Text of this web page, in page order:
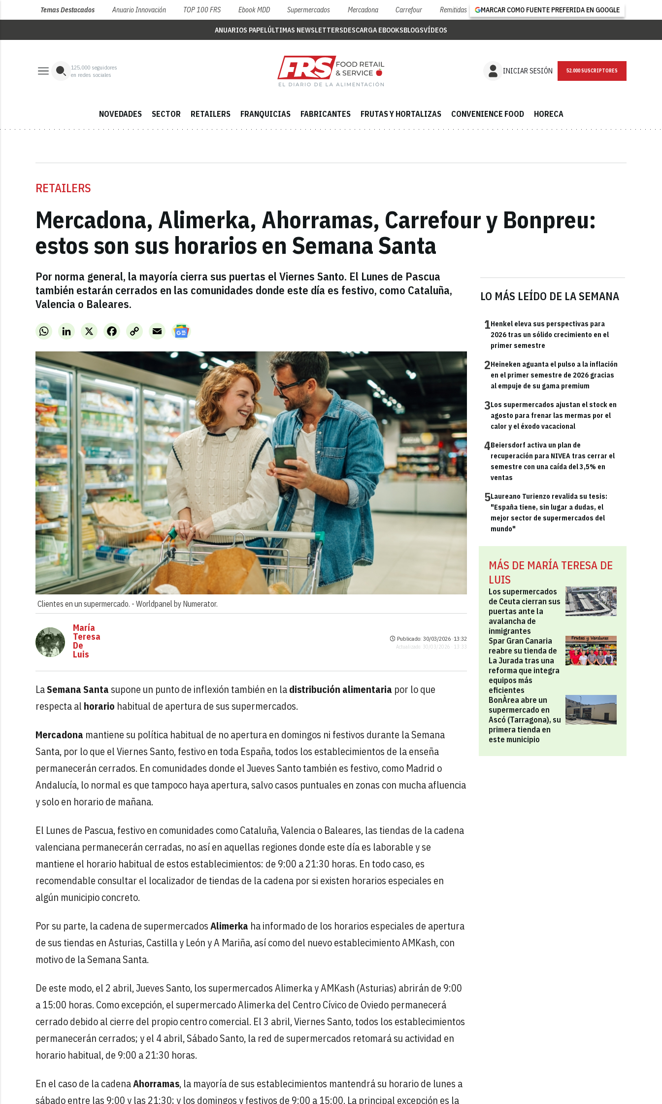
Temas Destacados Anuario Innovación TOP 100 FRS Ebook MDD Supermercados Mercadona Carrefour Remitidas MARCAR COMO FUENTE PREFERIDA EN GOOGLE
ANUARIOS PAPELÚLTIMAS NEWSLETTERSDESCARGA EBOOKSBLOGSVÍDEOS
125,000 seguidores
en redes sociales
INICIAR SESIÓN NEWSLETTER
NOVEDADES SECTOR RETAILERS FRANQUICIAS FABRICANTES FRUTAS Y HORTALIZAS CONVENIENCE FOOD HORECA
RETAILERS
Mercadona, Alimerka, Ahorramas, Carrefour y Bonpreu:
estos son sus horarios en Semana Santa
Por norma general, la mayoría cierra sus puertas el Viernes Santo. El Lunes de Pascua
también estarán cerrados en las comunidades donde este día es festivo, como Cataluña,
Valencia o Baleares.
WhatsAppLinkedInX FacebookCopy
Link
Email
Clientes en un supermercado. - Worldpanel by Numerator.
LO MÁS LEÍDO DE LA SEMANA
1Henkel eleva sus perspectivas para
2026 tras un sólido crecimiento en el
primer semestre
2Heineken aguanta el pulso a la inflación
en el primer semestre de 2026 gracias
al empuje de su gama premium
3Los supermercados ajustan el stock en
agosto para frenar las mermas por el
calor y el éxodo vacacional
4Beiersdorf activa un plan de
recuperación para NIVEA tras cerrar el
semestre con una caída del 3,5% en
ventas
5Laureano Turienzo revalida su tesis:
"España tiene, sin lugar a dudas, el
mejor sector de supermercados del
mundo"
MÁS DE MARÍA TERESA DE
LUIS
Los supermercados
de Ceuta cierran sus
puertas ante la
avalancha de
inmigrantes
Spar Gran Canaria
reabre su tienda de
La Jurada tras una
reforma que integra
equipos más
eficientes
BonÀrea abre un
supermercado en
Ascó (Tarragona), su
primera tienda en
este municipio
María
Teresa
De
Luis
Publicado: 30/03/2026 ·13:32
Actualizado: 30/03/2026 · 13:33
LaSemana Santa supone un punto de inflexión también en ladistribución alimentaria por lo que
respecta al horario habitual de apertura de sus supermercados.
Mercadona mantiene su política habitual de no apertura en domingos ni festivos durante la Semana
Santa, por lo que el Viernes Santo, festivo en toda España, todos los establecimientos de la enseña
permanecerán cerrados. En comunidades donde el Jueves Santo también es festivo, como Madrid o
Andalucía, lo normal es que tampoco haya apertura, salvo casos puntuales en zonas con mucha afluencia
y solo en horario de mañana.
El Lunes de Pascua, festivo en comunidades como Cataluña, Valencia o Baleares, las tiendas de la cadena
valenciana permanecerán cerradas, no así en aquellas regiones donde este día es laborable y se
mantiene el horario habitual de estos establecimientos: de 9:00 a 21:30 horas. En todo caso, es
recomendable consultar el localizador de tiendas de la cadena por si existen horarios especiales en
algún municipio concreto.
Por su parte, la cadena de supermercadosAlimerka ha informado de los horarios especiales de apertura
de sus tiendas en Asturias, Castilla y León y A Mariña, así como del nuevo establecimiento AMKash, con
motivo de la Semana Santa.
De este modo, el 2 abril, Jueves Santo, los supermercados Alimerka y AMKash (Asturias) abrirán de 9:00
a 15:00 horas. Como excepción, el supermercado Alimerka del Centro Cívico de Oviedo permanecerá
cerrado debido al cierre del propio centro comercial. El 3 abril, Viernes Santo, todos los establecimientos
permanecerán cerrados; y el 4 abril, Sábado Santo, la red de supermercados retomará su actividad en
horario habitual, de 9:00 a 21:30 horas.
En el caso de la cadenaAhorramas, la mayoría de sus establecimientos mantendrá su horario de lunes a
sábado entre las 9:00 y las 21:30; y los domingos y festivos de 9:00 a 15:00. La principal excepción es la